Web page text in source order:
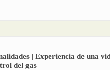
| Experiencia de una
del gas